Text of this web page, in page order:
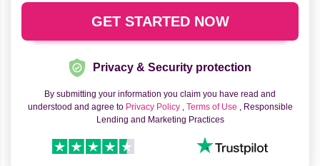
Privacy & Security protection
By submitting your information you claim you have read and
understood and agree to Privacy Policy , Terms of Use , Responsible
Lending and Marketing Practices